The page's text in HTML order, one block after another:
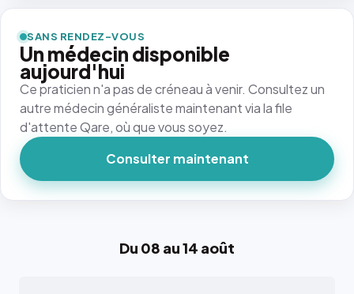
Du 08 au 14 août
SANS RENDEZ-VOUS
Un médecin disponible
aujourd'hui
Ce praticien n'a pas de créneau à venir. Consultez un
autre médecin généraliste maintenant via la file
d'attente Qare, où que vous soyez.
Consulter maintenant